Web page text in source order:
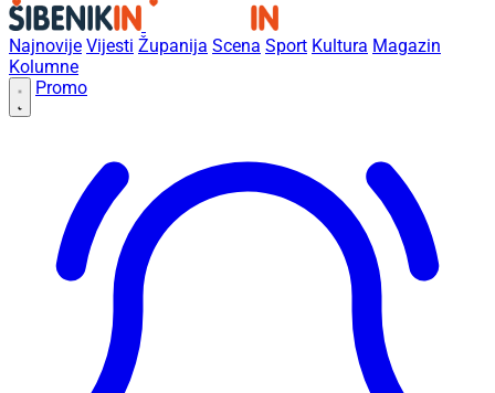
Najnovije Vijesti Županija Scena Sport Kultura Magazin
Kolumne
Promo